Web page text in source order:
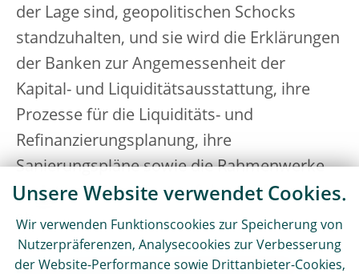
der Lage sind, geopolitischen Schocks
standzuhalten, und sie wird die Erklärungen
der Banken zur Angemessenheit der
Kapital- und Liquiditätsausstattung, ihre
Prozesse für die Liquiditäts- und
Refinanzierungsplanung, ihre
Sanierungspläne sowie die Rahmenwerke
für interne Stresstest auf den Prüfstand
stellen.
2.2.1 Priorisierte Schwachstelle:
Unsere Website verwendet Cookies.
Wir verwenden Funktionscookies zur Speicherung von
Nutzerpräferenzen, Analysecookies zur Verbesserung
der Website-Performance sowie Drittanbieter-Cookies,